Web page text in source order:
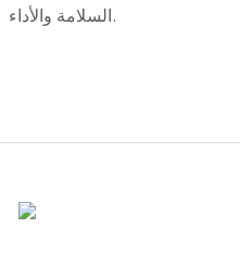
السلامة والأداء.